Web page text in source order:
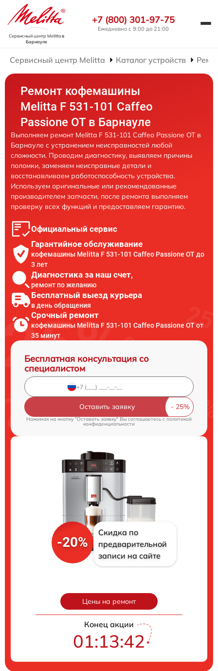
Сервисный центр Melittaв
Барнауле
+7 (800) 301-97-75
Ежедневно с 9:00 до 21:00
Сервисный центр Melitta Каталог устройств
Ремонт кофемашины
Melitta F 531-101 Caffeo
Passione OT в Барнауле
Выполняем ремонт Melitta F 531-101 Caffeo Passione OT в
Барнауле с устранением неисправностей любой
сложности. Проводим диагностику, выявляем причины
поломки, заменяем неисправные детали и
восстанавливаем работоспособность устройства.
Используем оригинальные или рекомендованные
производителем запчасти, после ремонта выполняем
проверку всех функций и предоставляем гарантию.
Официальный сервис
Гарантийное обслуживание
кофемашины Melitta F 531-101 Caffeo Passione OT до
3 лет
Диагностика за наш счет,
ремонт по желанию
Бесплатный выезд курьера
в день обращения
Срочный ремонт
кофемашины Melitta F 531-101 Caffeo Passione OT от
35 минут
Бесплатная консультация со
специалистом
Оставить заявку
Нажимая на кнопку "Оставить заявку" Вы соглашаетесь cполитикой
конфиденциальности
-20%
Скидка по
предварительной
записи на сайте
Цены на ремонт
Конец акции
01:13:41